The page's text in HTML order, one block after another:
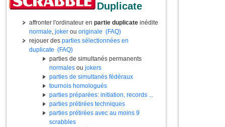
Duplicate
affronter l'ordinateur en partie duplicate inédite
normale, joker ou originale (FAQ)
rejouer des parties sélectionnées en
duplicate (FAQ)
parties de simultanés permanents
normales ou jokers
parties de simultanés fédéraux
tournois homologués
parties préparées: initiation, records ...
parties prétirées techniques
parties prétirées avec au moins 9
scrabbles